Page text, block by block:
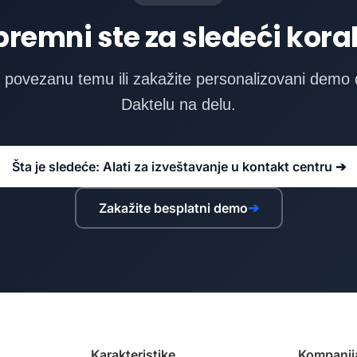
ste za sledeći
temu ili zakažite personalizovani demo
Daktelu na delu.
Šta je sledeće: Alati za izveštavanje u kontakt centru ➔
Zakažite besplatni demo➔